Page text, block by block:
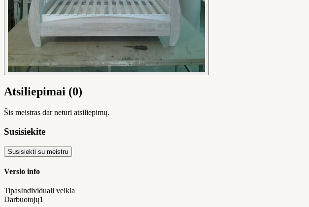
Atsiliepimai (0)
Šis meistras dar neturi atsiliepimų.
Susisiekite
Susisiekti su meistru
Verslo info
TipasIndividuali veikla
Darbuotojų1